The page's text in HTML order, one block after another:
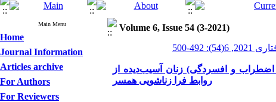
Main Menu
Home
Journal Information
Articles archive
For Authors
For Reviewers
Volume 6, Issue 54 (3-2021)
500
اضطراب و افسردگی) زنان آسیب‌دیده از
روابط فرا زناشویی همسر